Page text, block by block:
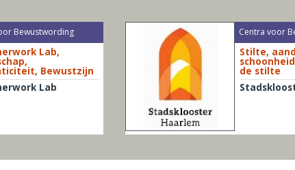
Bewustwording
Lab,
Bewustzijn
Lab
Centra voor
Stilte,
de stilte